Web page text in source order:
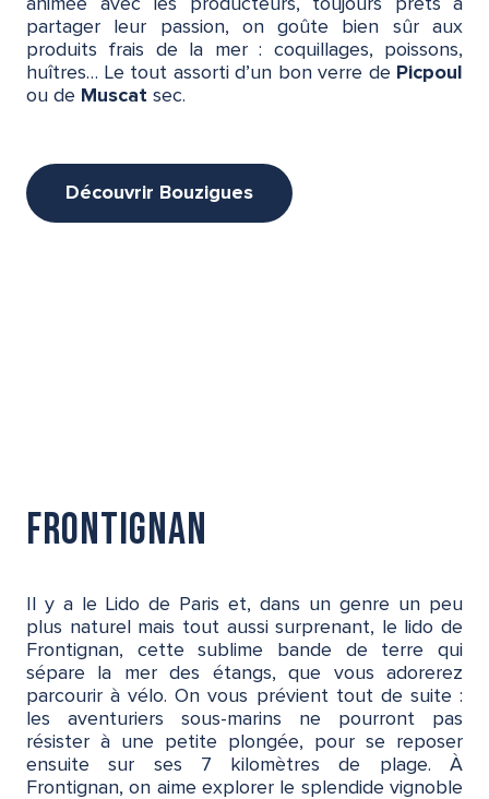
animée avec les producteurs, toujours prêts à
partager leur passion, on goûte bien sûr aux
produits frais de la mer : coquillages, poissons,
huîtres… Le tout assorti d’un bon verre de Picpoul
ou de Muscat sec.
Découvrir Bouzigues
Frontignan
Il y a le Lido de Paris et, dans un genre un peu
plus naturel mais tout aussi surprenant, le lido de
Frontignan, cette sublime bande de terre qui
sépare la mer des étangs, que vous adorerez
parcourir à vélo. On vous prévient tout de suite :
les aventuriers sous-marins ne pourront pas
résister à une petite plongée, pour se reposer
ensuite sur ses 7 kilomètres de plage. À
Frontignan, on aime explorer le splendide vignoble